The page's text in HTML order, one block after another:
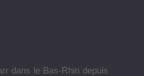
dans le Bas-Rhin depuis